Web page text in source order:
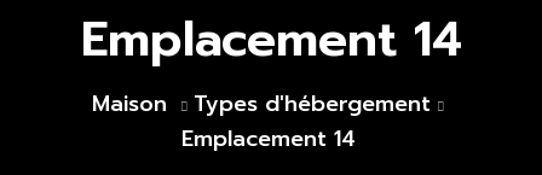
Emplacement 14
Maison
Types d'hébergement
Emplacement 14